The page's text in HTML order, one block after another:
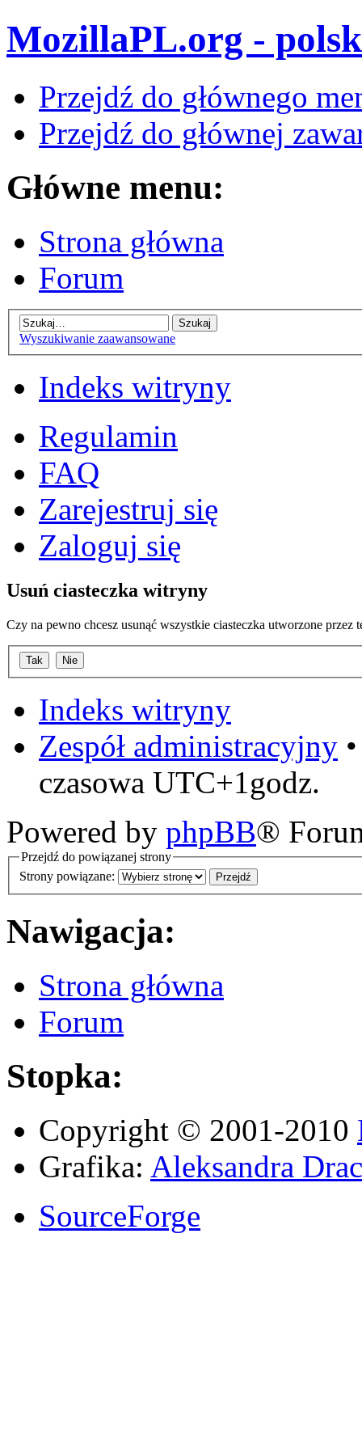
MozillaPL.org -
Przejdź do głównego
Przejdź do głównej
Główne menu:
Strona główna
Forum
Wyszukiwanie zaawansowane
Indeks witryny
Regulamin
FAQ
Zarejestruj się
Zaloguj się
Usuń ciasteczka witryny
Czy na pewno chcesz usunąć wszystkie ciasteczka utworzone przez
Indeks witryny
Zespół administracyjny
czasowa UTC+1godz.
Powered by phpBB®
Przejdź do powiązanej strony
Strony powiązane:
Nawigacja:
Strona główna
Forum
Stopka:
Copyright © 2001-2010
Grafika: Aleksandra
SourceForge